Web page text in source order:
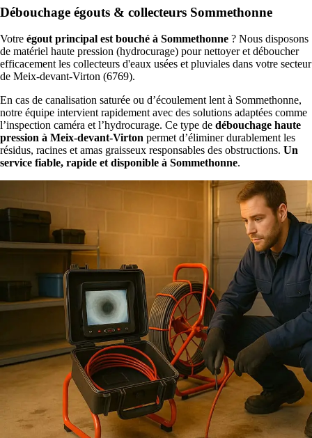
Débouchage égouts & collecteurs Sommethonne
Votre égout principal est bouché à Sommethonne ? Nous disposons
de matériel haute pression (hydrocurage) pour nettoyer et déboucher
efficacement les collecteurs d'eaux usées et pluviales dans votre secteur
de Meix-devant-Virton (6769).
En cas de canalisation saturée ou d’écoulement lent à Sommethonne,
notre équipe intervient rapidement avec des solutions adaptées comme
l’inspection caméra et l’hydrocurage. Ce type de débouchage haute
pression à Meix-devant-Virton permet d’éliminer durablement les
résidus, racines et amas graisseux responsables des obstructions. Un
service fiable, rapide et disponible à Sommethonne.